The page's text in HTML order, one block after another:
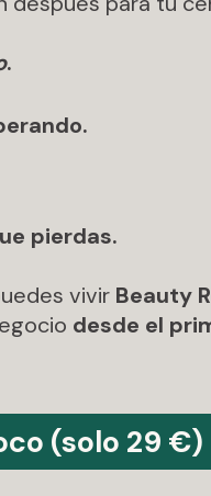
.
pierdas.
vivir Beauty
desde el
(solo 29 €)